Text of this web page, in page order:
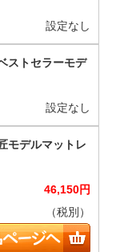
設定なし
設定なし
46,150円
（税別）